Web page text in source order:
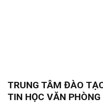
TRUNG TÂM ĐÀO
TIN HỌC VĂN